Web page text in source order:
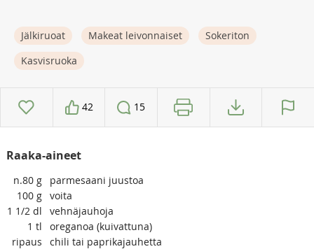
Jälkiruoat Makeat leivonnaiset
Sokeriton
Kasvisruoka
42 15
Raaka-aineet
n.80 g
parmesaani juustoa
100 g voita
1 1/2 dl
vehnäjauhoja
1 tl
oreganoa (kuivattuna)
ripaus
chili tai paprikajauhetta